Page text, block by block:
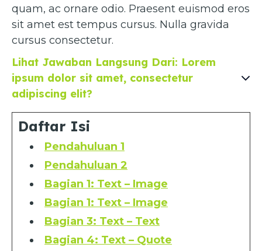
quam, ac ornare odio. Praesent euismod eros
sit amet est tempus cursus. Nulla gravida
cursus consectetur.
Lihat Jawaban Langsung Dari: Lorem
ipsum dolor sit amet, consectetur
adipiscing elit?
Daftar Isi
Pendahuluan 1
Pendahuluan 2
Bagian 1: Text – Image
Bagian 1: Text – Image
Bagian 3: Text – Text
Bagian 4: Text – Quote